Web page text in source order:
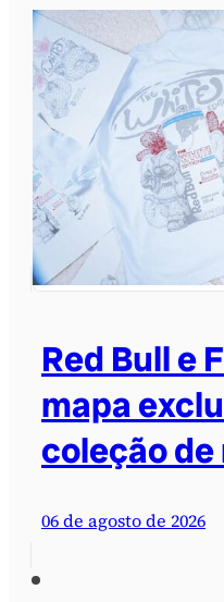
Red Bull e
mapa
coleção
06 de agosto de 2026